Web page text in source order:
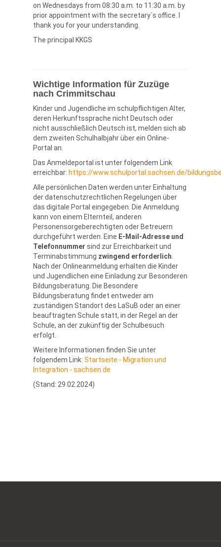
on Wednesdays from 08:30 a.m. to 11:30 a.m. by
prior appointment with the secretary´s office. I
thank you for your understanding.
The principal KKGS
Wichtige Information für Zuzüge
nach Crimmitschau
Kinder und Jugendliche im schulpflichtigen Alter,
deren Herkunftssprache nicht Deutsch oder
nicht ausschließlich Deutsch ist, melden sich ab
dem zweiten Schulhalbjahr über ein Online-
Portal an.
Das Anmeldeportal ist unter folgendem Link
erreichbar: https://www.schulportal.sachsen.de/
Alle persönlichen Daten werden unter Einhaltung
der datenschutzrechtlichen Regelungen über
das digitale Portal eingegeben. Die Anmeldung
kann von einem Elternteil, anderen
Personensorgeberechtigten oder Betreuern
durchgeführt werden. Eine E-Mail-Adresse und
Telefonnummer sind zur Erreichbarkeit und
Terminabstimmung zwingend erforderlich
Nach der Onlineanmeldung erhalten die Kinder
und Jugendlichen eine Einladung zur Besonderen
Bildungsberatung. Die Besondere
Bildungsberatung findet entweder am
zuständigen Standort des LaSuB oder an einer
beauftragten Schule statt, in der Regel an der
Schule, an der zukünftig der Schulbesuch
erfolgt.
Weitere Informationen finden Sie unter
folgendem Link:Startseite - Migration und
Integration - sachsen.de
(Stand: 29.02.2024)